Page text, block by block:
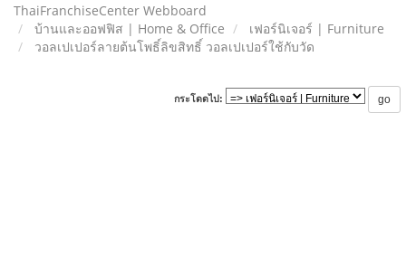
ThaiFranchiseCenter Webboard
บ้านและออฟฟิส | Home & Office
เฟอร์นิเจอร์ | Furniture
วอลเปเปอร์ลายต้นโพธิ์ลิขสิทธิ์ วอลเปเปอร์ใช้กับวัด
กระโดดไป: